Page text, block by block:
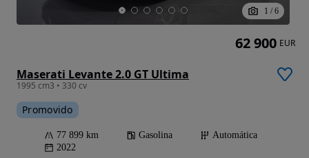
1 / 6
Maserati Levante 2.0 GT Ultima
1995 cm3 • 330 cv
Promovido
77 899 km Gasolina
Automática
2022
62 900 EUR